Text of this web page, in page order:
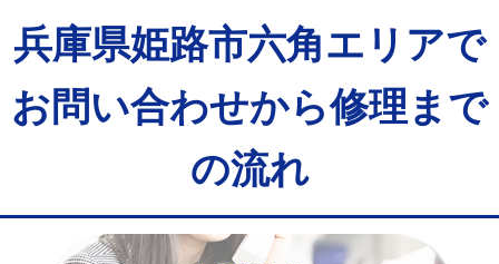
兵庫県姫路市六角エリアで
お問い合わせから修理まで
の流れ